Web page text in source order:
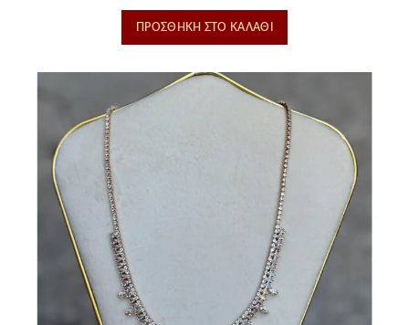
ΠΡΟΣΘΉΚΗ ΣΤΟ ΚΑΛΆΘΙ